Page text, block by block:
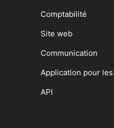
Comptabilité
Site web
Communication
Application pour
API